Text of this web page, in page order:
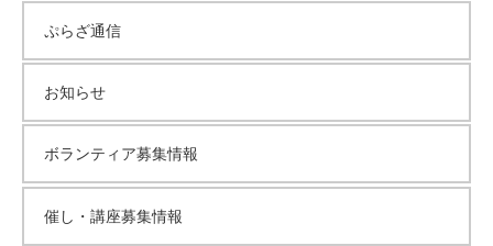
ぷらざ通信
お知らせ
ボランティア募集情報
催し・講座募集情報